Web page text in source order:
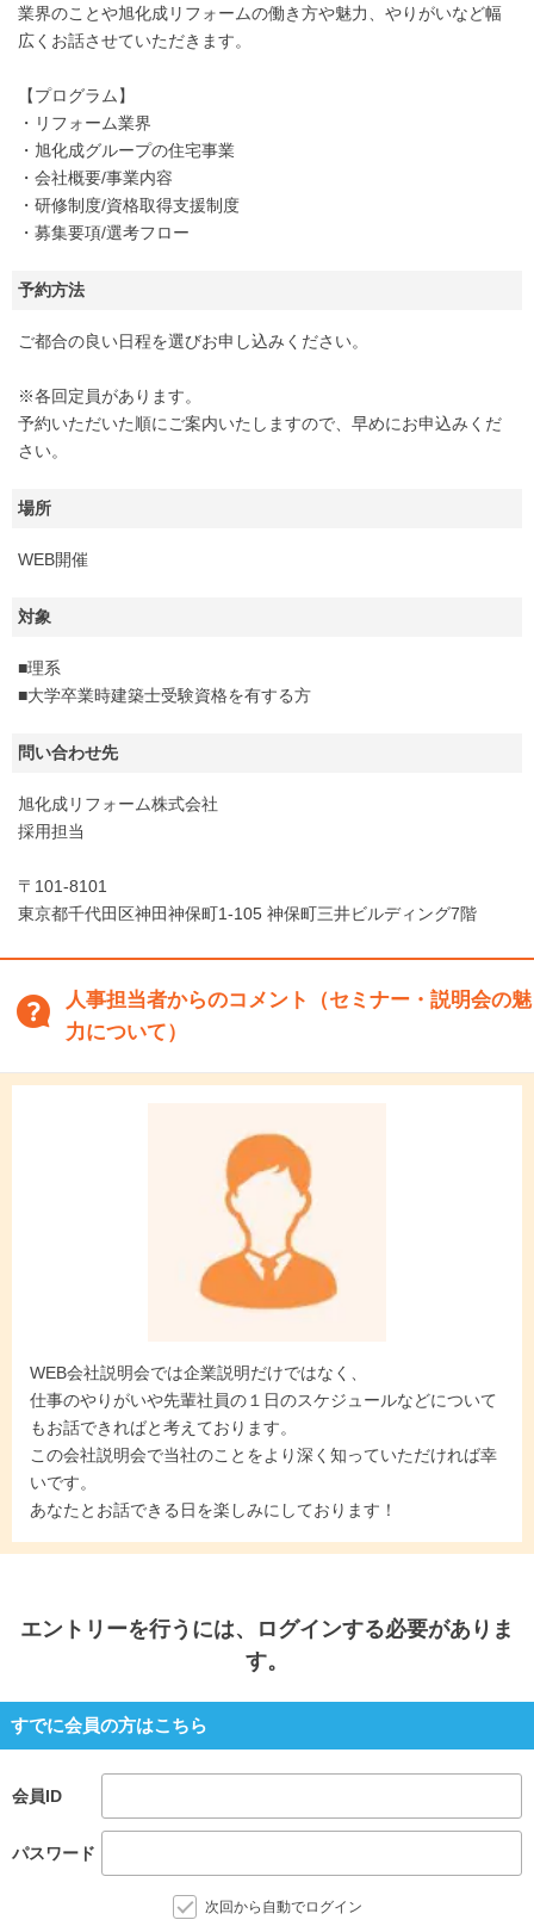
業界のことや旭化成リフォームの働き方や魅力、やりがいなど幅
広くお話させていただきます。
【プログラム】
・リフォーム業界
・旭化成グループの住宅事業
・会社概要/事業内容
・研修制度/資格取得支援制度
・募集要項/選考フロー
予約方法
ご都合の良い日程を選びお申し込みください。
※各回定員があります。
予約いただいた順にご案内いたしますので、早めにお申込みくだ
さい。
場所
WEB開催
対象
■理系
■大学卒業時建築士受験資格を有する方
問い合わせ先
旭化成リフォーム株式会社
採用担当
〒101-8101
東京都千代田区神田神保町1-105 神保町三井ビルディング7階
人事担当者からのコメント（セミナー・説明会の魅
力について）
WEB会社説明会では企業説明だけではなく、
仕事のやりがいや先輩社員の１日のスケジュールなどについて
もお話できればと考えております。
この会社説明会で当社のことをより深く知っていただければ幸
いです。
あなたとお話できる日を楽しみにしております！
エントリーを行うには、ログインする必要がありま
す。
すでに会員の方はこちら
会員ID
パスワード
次回から自動でログイン